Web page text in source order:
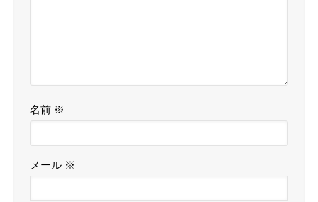
名前 ※
メール ※